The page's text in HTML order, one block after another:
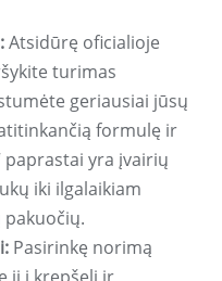
Atsidūrę oficialioje
turimas
geriausiai jūsų
formulę ir
paprastai yra įvairių
iki ilgalaikiam
Pasirinkę norimą